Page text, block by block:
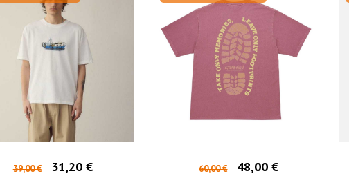
39,00 €
31,20 €
60,00 €
48,00 €